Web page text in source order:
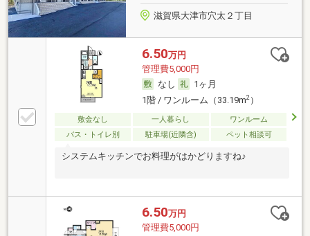
滋賀県大津市穴太２丁目
6.50万円
管理費5,000円
なし
1ヶ月
1階 / ワンルーム（33.19m2）
敷金なし 一人暮らし
ワンルーム
バス・トイレ別
駐車場(近隣含) ペット相談可
システムキッチンでお料理がはかどりますね♪
6.50万円
管理費5,000円